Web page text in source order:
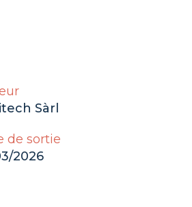
Sàrl
de sortie
2026